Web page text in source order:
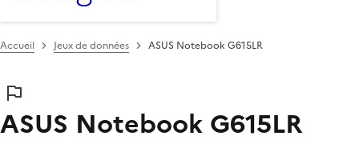
Accueil Jeux de données ASUS Notebook G615LR
ASUS Notebook G615LR